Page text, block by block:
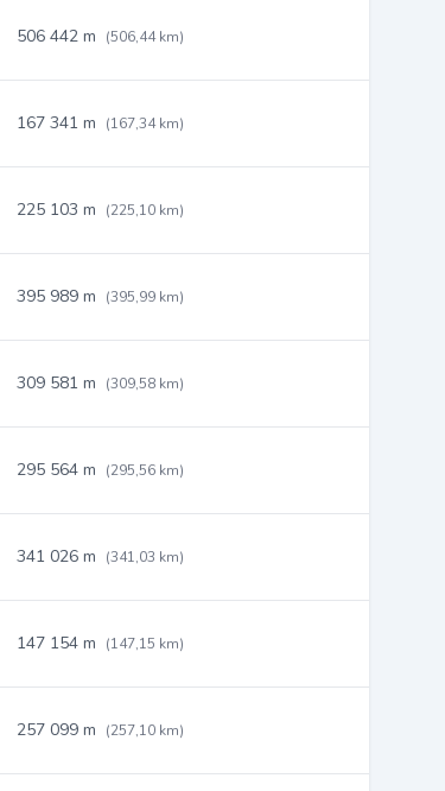
506 442 m (506,44 km)
167 341 m (167,34 km)
225 103 m (225,10 km)
395 989 m (395,99 km)
309 581 m (309,58 km)
295 564 m (295,56 km)
341 026 m (341,03 km)
147 154 m (147,15 km)
257 099 m (257,10 km)